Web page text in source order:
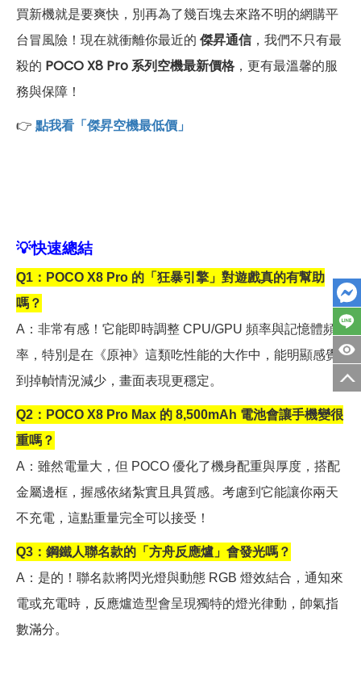
買新機就是要爽快，別再為了幾百塊去來路不明的網購平
台冒風險！現在就衝離你最近的 傑昇通信，我們不只有最
殺的 POCO X8 Pro 系列空機最新價格 ，更有最溫馨的服
務與保障！
👉 點我看「傑昇空機最低價」
💡快速總結
Q1 ：POCO X8 Pro 的「狂暴引擎」對遊戲真的有幫助
嗎？
A ：非常有感！它能即時調整 CPU/GPU 頻率與記憶體頻
率，特別是在《原神》這類吃性能的大作中，能明顯感覺
到掉幀情況減少，畫面表現更穩定。
Q2 ：POCO X8 Pro Max 的 8,500mAh 電池會讓手機變很
重嗎？
A ：雖然電量大，但 POCO 優化了機身配重與厚度，搭配
金屬邊框，握感依緒紮實且具質感。考慮到它能讓你兩天
不充電，這點重量完全可以接受！
Q3 ：鋼鐵人聯名款的「方舟反應爐」會發光嗎？
A ：是的！聯名款將閃光燈與動態 RGB 燈效結合，通知來
電或充電時，反應爐造型會呈現獨特的燈光律動，帥氣指
數滿分。